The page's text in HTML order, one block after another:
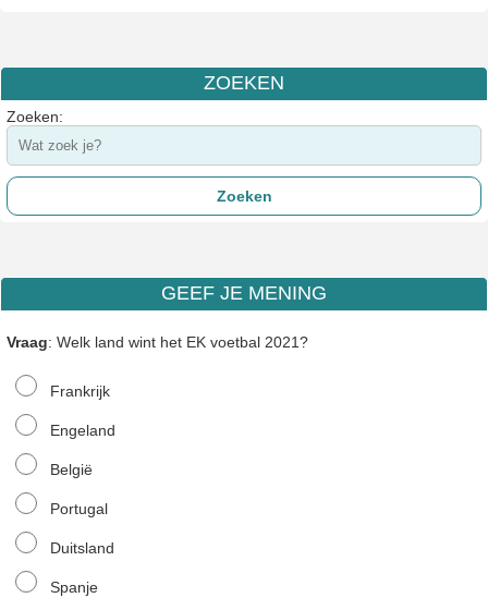
ZOEKEN
Zoeken:
GEEF JE MENING
Vraag: Welk land wint het EK voetbal 2021?
Frankrijk
Engeland
België
Portugal
Duitsland
Spanje